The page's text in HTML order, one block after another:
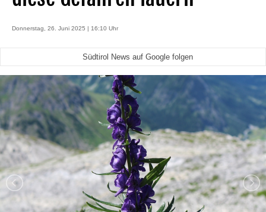
Donnerstag, 26. Juni 2025 | 16:10 Uhr
Südtirol News auf Google folgen